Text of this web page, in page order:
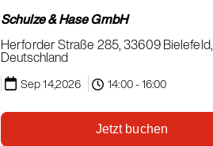
Schulze & Hase GmbH
Herforder Straße 285, 33609 Bielefeld,
Deutschland
Sep 14,2026 14:00 - 16:00
Jetzt buchen